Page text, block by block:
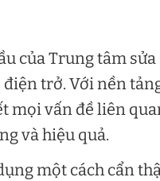
của Trung tâm sửa
trở. Với nền
mọi vấn đề liên
và hiệu quả.
một cách cẩn